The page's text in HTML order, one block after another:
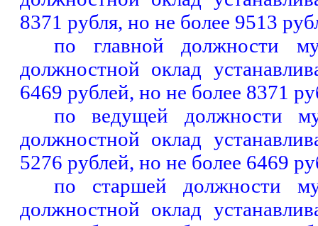
8371 рубля, но не более 9513
по главной должности
должностной оклад
6469 рублей, но не более 8371
по ведущей должности
должностной оклад
5276 рублей, но не более 6469
по старшей должности
должностной оклад